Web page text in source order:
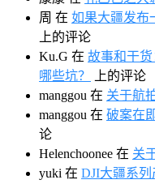
周 在 如果大疆发布
上的评论
Ku.G 在 故事和干
哪些坑？
上的评论
manggou 在 关于航
manggou 在 破案在
论
Helenchoonee 在 关
yuki 在 DJI大疆系列